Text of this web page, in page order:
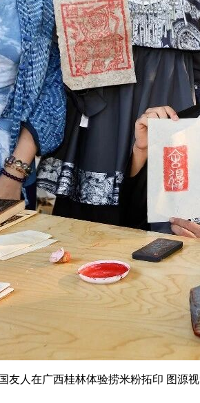
友人在广西桂林体验捞米粉拓印 图源